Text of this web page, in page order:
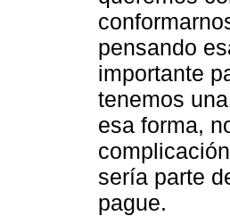
pensando
importante
tenemos
esa forma,
sería parte
pague.